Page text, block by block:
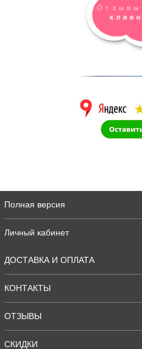
Полная версия
Личный кабинет
ДОСТАВКА И ОПЛАТА
КОНТАКТЫ
ОТЗЫВЫ
СКИДКИ